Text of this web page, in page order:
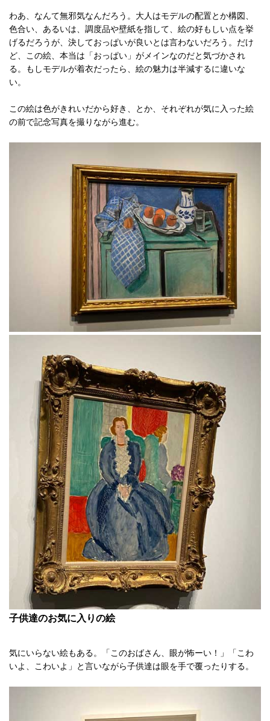
わあ、なんて無邪気なんだろう。大人はモデルの配置とか構図、
色合い、あるいは、調度品や壁紙を指して、絵の好もしい点を挙
げるだろうが、決しておっぱいが良いとは言わないだろう。だけ
ど、この絵、本当は「おっぱい」がメインなのだと気づかされ
る。もしモデルが着衣だったら、絵の魅力は半減するに違いな
い。
この絵は色がきれいだから好き、とか、それぞれが気に入った絵
の前で記念写真を撮りながら進む。
子供達のお気に入りの絵
気にいらない絵もある。「このおばさん、眼が怖ーい！」「こわ
いよ、こわいよ」と言いながら子供達は眼を手で覆ったりする。